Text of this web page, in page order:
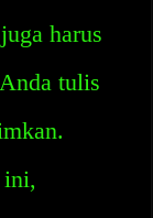
harus
tulis
ini,